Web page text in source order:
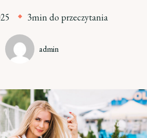
3min do przeczytania
admin